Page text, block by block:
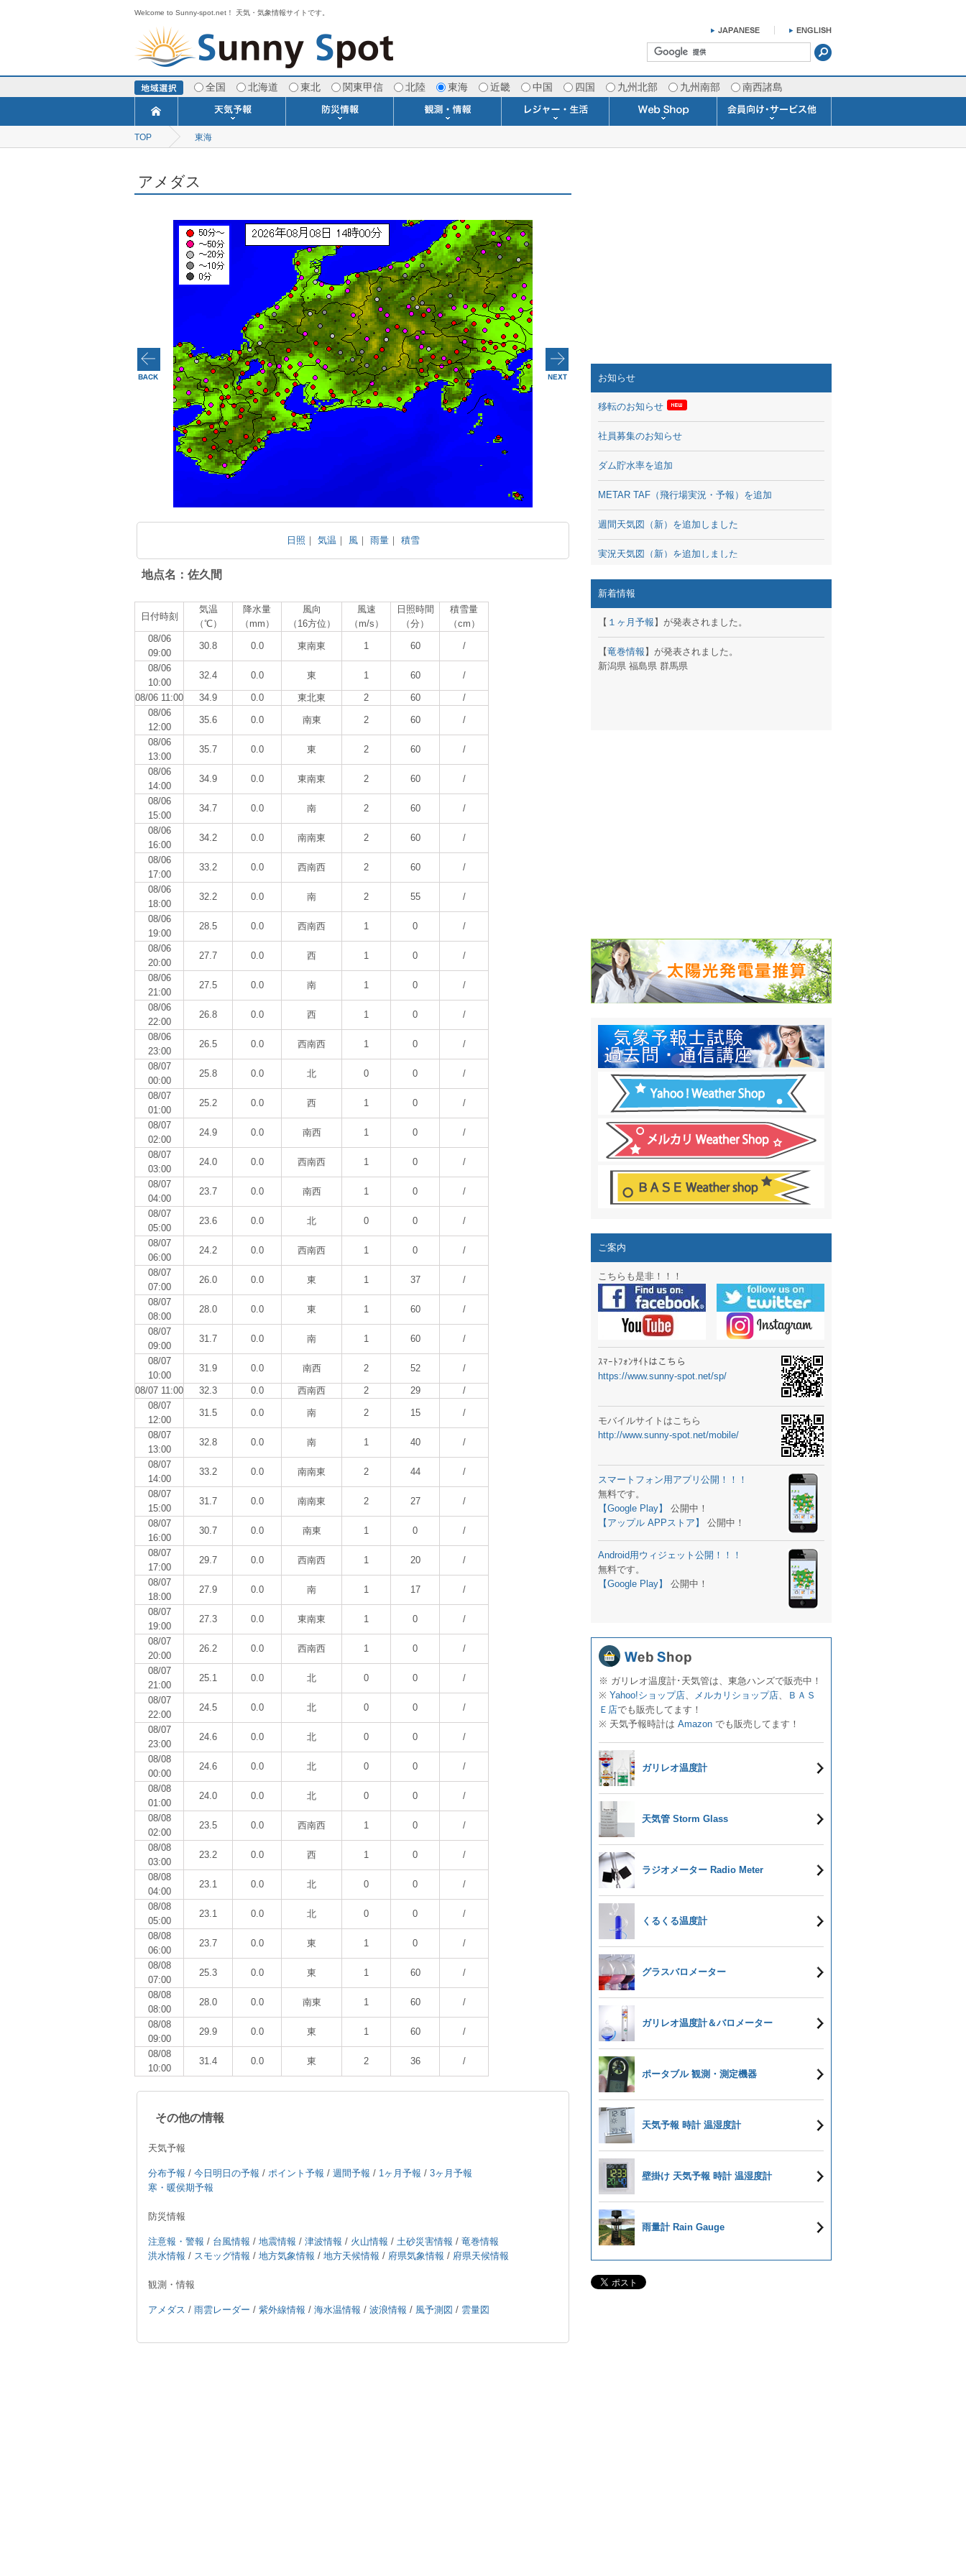
Welcome to Sunny-spot.net！ 天気・気象情報サイトです。
全国 北海道 東北 関東甲信 北陸 東海 近畿 中国 四国 九州北部 九州南部 南西諸島
今日明日の天気
ポイント予報
週間天気予報
寒・暖候期予報
TOP 東海
アメダス
日照 ｜ 気温 ｜ 風｜ 雨量｜ 積雪
地点名：佐久間
日付時刻
気温
（℃）
降水量
（mm）
風向
（16方位）
風速
（m/s）
日照時間
（分）
積雪量
（cm）
08/06
09:00
30.8 0.0 東南東 1 60 /
08/06
10:00
32.4 0.0 東 1 60 /
08/06 11:00 34.9 0.0 東北東 2 60
/
08/06
12:00
35.6 0.0 南東 2 60 /
08/06
13:00
35.7 0.0 東 2 60 /
08/06
14:00
34.9 0.0 東南東 2 60 /
08/06
15:00
34.7 0.0 南 2 60 /
08/06
16:00
34.2 0.0 南南東 2 60 /
08/06
17:00
33.2 0.0 西南西 2 60 /
08/06
18:00
32.2 0.0 南 2 55 /
08/06
19:00
28.5 0.0 西南西 1 0 /
08/06
20:00
27.7 0.0 西 1 0 /
08/06
21:00
27.5 0.0 南 1 0 /
08/06
22:00
26.8 0.0 西 1 0 /
08/06
23:00
26.5 0.0 西南西 1 0 /
08/07
00:00
25.8 0.0 北 0 0 /
08/07
01:00
25.2 0.0 西 1 0 /
08/07
02:00
24.9 0.0 南西 1 0 /
08/07
03:00
24.0 0.0 西南西 1 0 /
08/07
04:00
23.7 0.0 南西 1 0 /
08/07
05:00
23.6 0.0 北 0 0 /
08/07
06:00
24.2 0.0 西南西 1 0 /
08/07
07:00
26.0 0.0 東 1 37 /
08/07
08:00
28.0 0.0 東 1 60 /
08/07
09:00
31.7 0.0 南 1 60 /
08/07
10:00
31.9 0.0 南西 2 52 /
08/07 11:00 32.3 0.0 西南西 2 29
/
08/07
12:00
31.5 0.0 南 2 15 /
08/07
13:00
32.8 0.0 南 1 40 /
08/07
14:00
33.2 0.0 南南東 2 44 /
08/07
15:00
31.7 0.0 南南東 2 27 /
08/07
16:00
30.7 0.0 南東 1 0 /
08/07
17:00
29.7 0.0 西南西 1 20 /
08/07
18:00
27.9 0.0 南 1 17 /
08/07
19:00
27.3 0.0 東南東 1 0 /
08/07
20:00
26.2 0.0 西南西 1 0 /
08/07
21:00
25.1 0.0 北 0 0 /
08/07
22:00
24.5 0.0 北 0 0 /
08/07
23:00
24.6 0.0 北 0 0 /
08/08
00:00
24.6 0.0 北 0 0 /
08/08
01:00
24.0 0.0 北 0 0 /
08/08
02:00
23.5 0.0 西南西 1 0 /
08/08
03:00
23.2 0.0 西 1 0 /
08/08
04:00
23.1 0.0 北 0 0 /
08/08
05:00
23.1 0.0 北 0 0 /
08/08
06:00
23.7 0.0 東 1 0 /
08/08
07:00
25.3 0.0 東 1 60 /
08/08
08:00
28.0 0.0 南東 1 60 /
08/08
09:00
29.9 0.0 東 1 60 /
08/08
10:00
31.4 0.0 東 2 36 /
その他の情報
天気予報
分布予報 / 今日明日の予報 / ポイント予報 / 週間予報 / 1ヶ月予報 / 3ヶ月予報
寒・暖侯期予報
防災情報
注意報・警報 / 台風情報 / 地震情報 / 津波情報 / 火山情報 / 土砂災害情報 / 竜巻情報
洪水情報 / スモッグ情報 / 地方気象情報 / 地方天候情報 / 府県気象情報 / 府県天候情報
観測・情報
アメダス / 雨雲レーダー / 紫外線情報 / 海水温情報 / 波浪情報 / 風予測図 / 雲量図
お知らせ
移転のお知らせ
社員募集のお知らせ
ダム貯水率を追加
METAR TAF（飛行場実況・予報）を追加
週間天気図（新）を追加しました
実況天気図（新）を追加しました
潮汐・日出没、パワーアップ＆リニューアル
ｽﾏｰﾄﾌｫﾝ用のサイト作成！
結露 10日間予報オプション追加！
ガリレオ温度計&天気管新色登場！
HPリニューアル第２弾：本サイト Update!
HPリニューアル第１弾：英語ページOPEN
週間天気図&週間波浪図を10日に延長しました
太陽光発電量の推算はじめました
気象情報通知サービス「お天気見張り番」開始
週間波浪図追加しました。
予報士通信講座に解析ツール追加！！
専門天気図アーカイブ開始！！
スマートフォン アプリ バージョンアップ
ラジオメーターニュータイプ新登場！
スマートフォン ウィジェット公開
気象予報士スクールの御案内
弊社事務所を移転しました。
生物平年値 更新
予報士学習サイト OPEN！
専門天気図 追加
ラジオメーター輸入販売開始！
スマートフォン アプリ バージョンアップ
お天気パーツ 追加
新着情報
【 １ヶ月予報 】が発表されました。
【竜巻情報 】が発表されました。
新潟県 福島県 群馬県
ご案内
こちらも是非！！！
ｽﾏｰﾄﾌｫﾝｻｲﾄはこちら
https://www.sunny-spot.net/sp/
モバイルサイトはこちら
http://www.sunny-spot.net/mobile/
スマートフォン用アプリ公開！！！
無料です。
【Google Play】
公開中！
【アップル APPストア】
公開中！
Android用ウィジェット公開！！！
無料です。
【Google Play】
公開中！
※ ガリレオ温度計･天気管は、東急ハンズで販売中！
※ Yahoo!ショップ店、 メルカリショップ店、
ＢＡＳ
Ｅ店でも販売してます！
※ 天気予報時計は Amazon でも販売してます！
ガリレオ温度計
天気管 Storm Glass
ラジオメーター Radio Meter
くるくる温度計
グラスバロメーター
ガリレオ温度計＆バロメーター
ポータブル 観測・測定機器
天気予報 時計 温湿度計
壁掛け 天気予報 時計 温湿度計
雨量計 Rain Gauge